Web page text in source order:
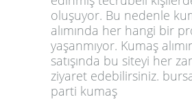
oluşuyor. Bu nedenle
alımında her hangi bir
yaşanmıyor. Kumaş
satışında bu siteyi her
ziyaret edebilirsiniz.
parti kumaş